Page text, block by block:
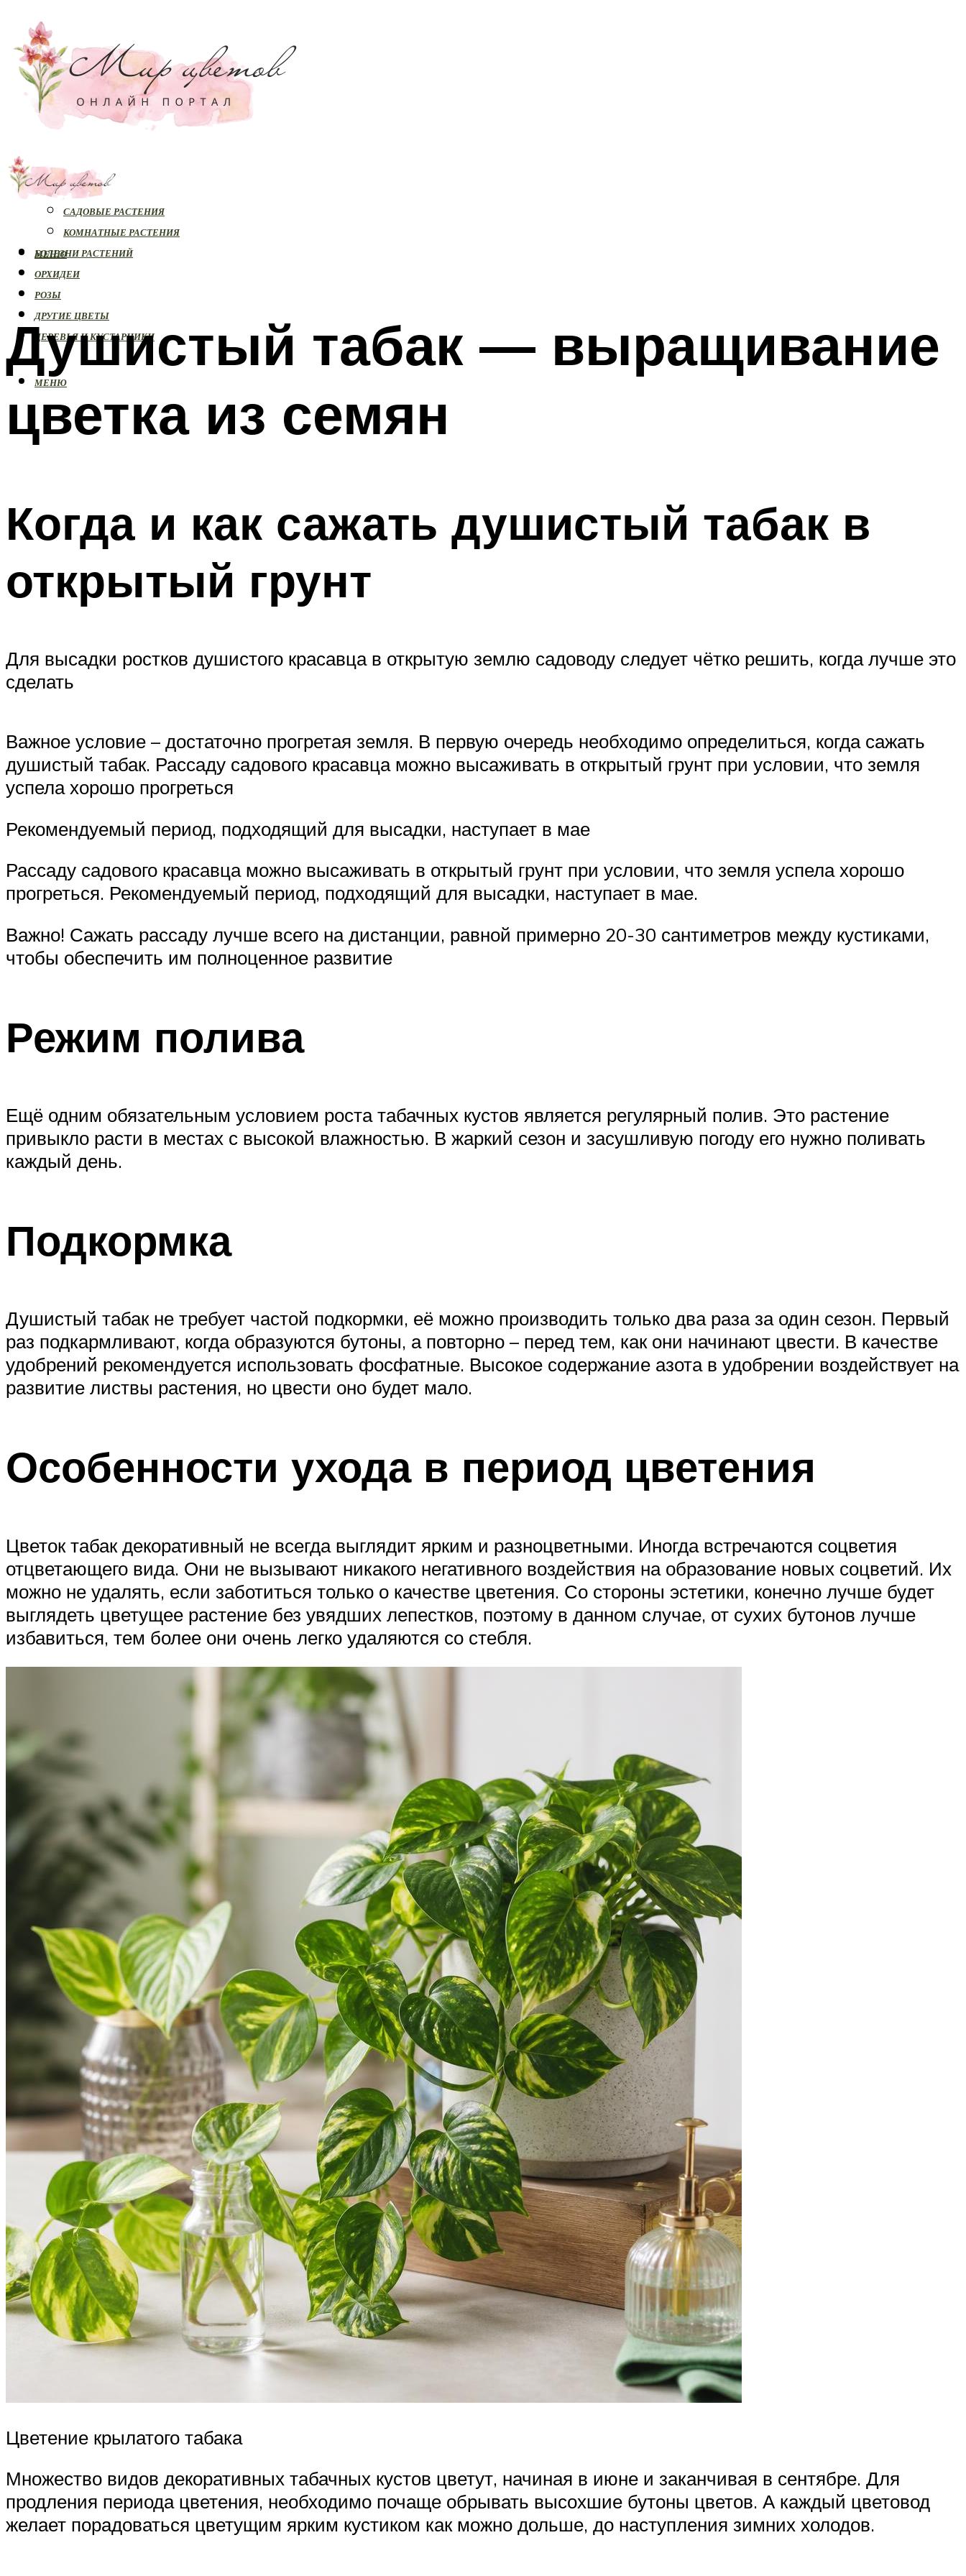
РАСТЕНИЯ
САДОВЫЕ РАСТЕНИЯ
КОМНАТНЫЕ РАСТЕНИЯ
БОЛЕЗНИ РАСТЕНИЙ
ОРХИДЕИ
РОЗЫ
ДРУГИЕ ЦВЕТЫ
ДЕРЕВЬЯ И КУСТАРНИКИ
МЕНЮ
МЕНЮ
Душистый табак — выращивание
цветка из семян
Когда и как сажать душистый табак в
открытый грунт
Для высадки ростков душистого красавца в открытую землю садоводу следует чётко решить, когда лучше это
сделать
Важное условие – достаточно прогретая земля. В первую очередь необходимо определиться, когда сажать
душистый табак. Рассаду садового красавца можно высаживать в открытый грунт при условии, что земля
успела хорошо прогреться
Рекомендуемый период, подходящий для высадки, наступает в мае
Рассаду садового красавца можно высаживать в открытый грунт при условии, что земля успела хорошо
прогреться. Рекомендуемый период, подходящий для высадки, наступает в мае.
Важно! Сажать рассаду лучше всего на дистанции, равной примерно 20-30 сантиметров между кустиками,
чтобы обеспечить им полноценное развитие
Режим полива
Ещё одним обязательным условием роста табачных кустов является регулярный полив. Это растение
привыкло расти в местах с высокой влажностью. В жаркий сезон и засушливую погоду его нужно поливать
каждый день.
Подкормка
Душистый табак не требует частой подкормки, её можно производить только два раза за один сезон. Первый
раз подкармливают, когда образуются бутоны, а повторно – перед тем, как они начинают цвести. В качестве
удобрений рекомендуется использовать фосфатные. Высокое содержание азота в удобрении воздействует на
развитие листвы растения, но цвести оно будет мало.
Особенности ухода в период цветения
Цветок табак декоративный не всегда выглядит ярким и разноцветными. Иногда встречаются соцветия
отцветающего вида. Они не вызывают никакого негативного воздействия на образование новых соцветий. Их
можно не удалять, если заботиться только о качестве цветения. Со стороны эстетики, конечно лучше будет
выглядеть цветущее растение без увядших лепестков, поэтому в данном случае, от сухих бутонов лучше
избавиться, тем более они очень легко удаляются со стебля.
Цветение крылатого табака
Множество видов декоративных табачных кустов цветут, начиная в июне и заканчивая в сентябре. Для
продления периода цветения, необходимо почаще обрывать высохшие бутоны цветов. А каждый цветовод
желает порадоваться цветущим ярким кустиком как можно дольше, до наступления зимних холодов.